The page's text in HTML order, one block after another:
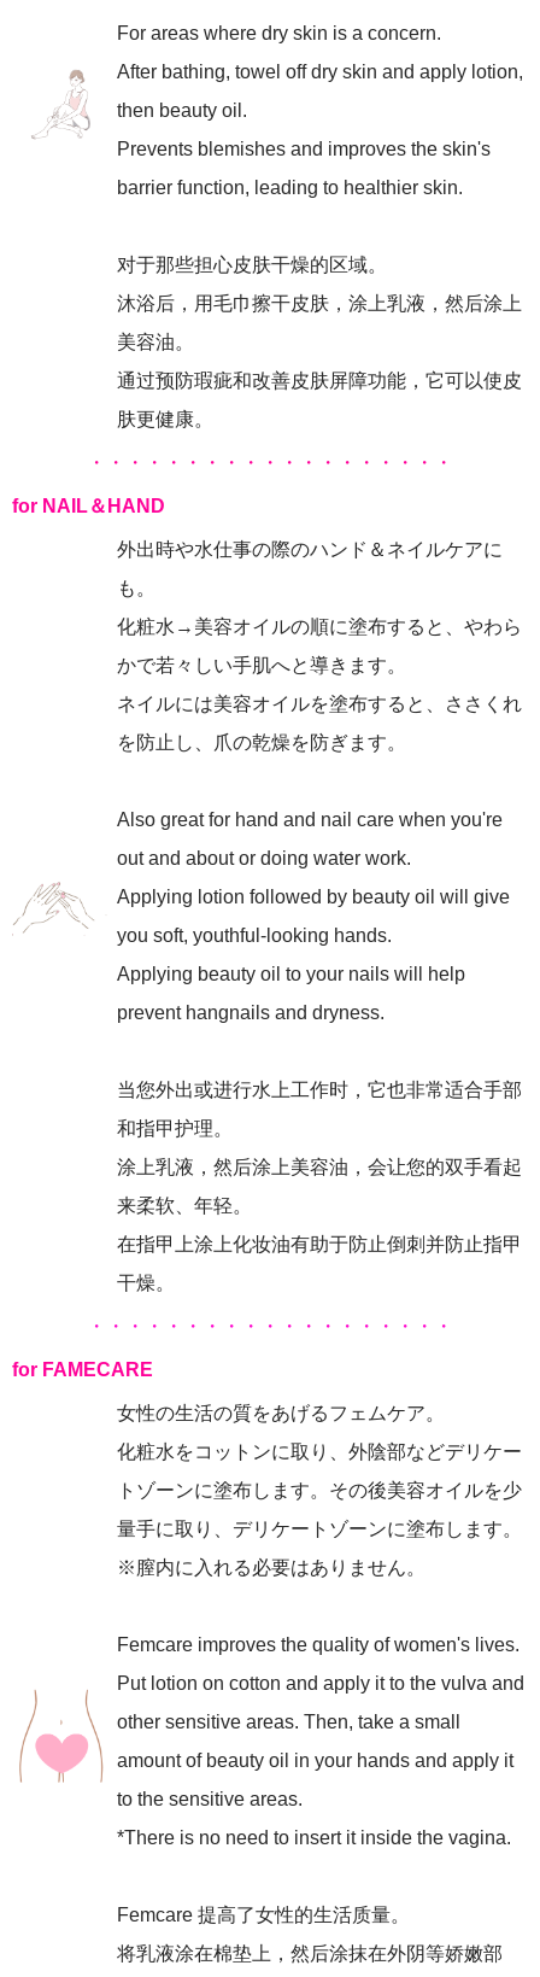
For areas where dry skin is a concern.
After bathing, towel off dry skin and apply lotion,
then beauty oil.
Prevents blemishes and improves the skin's
barrier function, leading to healthier skin.
对于那些担心皮肤干燥的区域。
沐浴后，用毛巾擦干皮肤，涂上乳液，然后涂上
美容油。
通过预防瑕疵和改善皮肤屏障功能，它可以使皮
肤更健康。
・・・・・・・・・・・・・・・・・・・
for NAIL＆HAND
外出時や水仕事の際のハンド＆ネイルケアに
も。
化粧水→美容オイルの順に塗布すると、やわら
かで若々しい手肌へと導きます。
ネイルには美容オイルを塗布すると、ささくれ
を防止し、爪の乾燥を防ぎます。
Also great for hand and nail care when you're
out and about or doing water work.
Applying lotion followed by beauty oil will give
you soft, youthful-looking hands.
Applying beauty oil to your nails will help
prevent hangnails and dryness.
当您外出或进行水上工作时，它也非常适合手部
和指甲护理。
涂上乳液，然后涂上美容油，会让您的双手看起
来柔软、年轻。
在指甲上涂上化妆油有助于防止倒刺并防止指甲
干燥。
・・・・・・・・・・・・・・・・・・・
for FAMECARE
女性の生活の質をあげるフェムケア。
化粧水をコットンに取り、外陰部などデリケー
トゾーンに塗布します。その後美容オイルを少
量手に取り、デリケートゾーンに塗布します。
※膣内に入れる必要はありません。
Femcare improves the quality of women's lives.
Put lotion on cotton and apply it to the vulva and
other sensitive areas. Then, take a small
amount of beauty oil in your hands and apply it
to the sensitive areas.
*There is no need to insert it inside the vagina.
Femcare 提高了女性的生活质量。
将乳液涂在棉垫上，然后涂抹在外阴等娇嫩部